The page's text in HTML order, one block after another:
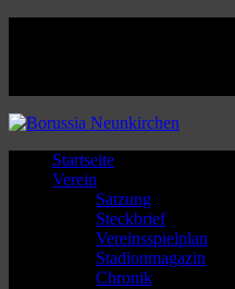
Startseite
Verein
Satzung
Steckbrief
Vereinsspielplan
Stadionmagazin
Chronik